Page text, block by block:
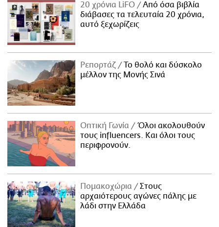
20 χρόνια LiFO
Από όσα βιβλία
διάβασες τα τελευταία 20 χρόνια,
αυτό ξεχωρίζεις
Ρεπορτάζ
Το θολό και δύσκολο
μέλλον της Μονής Σινά
Οπτική Γωνία
Όλοι ακολουθούν
τους influencers. Και όλοι τους
περιφρονούν.
Πομακοχώρια
Στους
αρχαιότερους αγώνες πάλης με
λάδι στην Ελλάδα